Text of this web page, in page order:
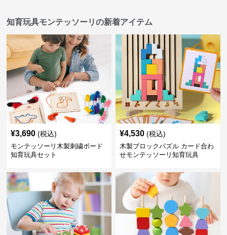
知育玩具モンテッソーリの新着アイテム
¥3,690 (税込)
モンテッソーリ木製刺繍ボード
知育玩具セット
¥4,530 (税込)
木製ブロックパズル カード合わ
せモンテッソーリ知育玩具